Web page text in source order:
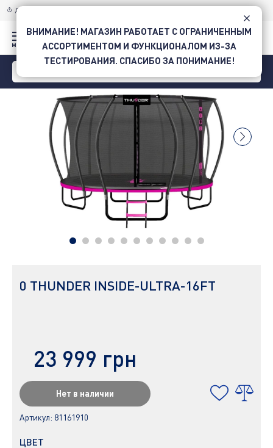
ДОСТАВКА ПО УКРАИНЕ
0 THUNDER INSIDE-ULTRA-16FT
23 999 грн
Нет в наличии
Артикул: 81161910
ЦВЕТ
ВНИМАНИЕ! МАГАЗИН РАБОТАЕТ С ОГРАНИЧЕННЫМ
АССОРТИМЕНТОМ И ФУНКЦИОНАЛОМ ИЗ-ЗА
ТЕСТИРОВАНИЯ. СПАСИБО ЗА ПОНИМАНИЕ!